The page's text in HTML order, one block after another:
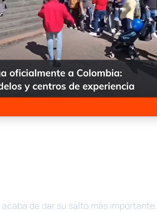
de dar su salto más importante.